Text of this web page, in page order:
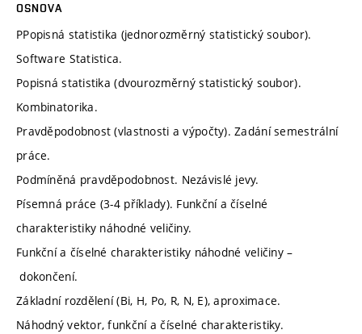
OSNOVA
PPopisná statistika (jednorozměrný statistický soubor).
Software Statistica.
Popisná statistika (dvourozměrný statistický soubor).
Kombinatorika.
Pravděpodobnost (vlastnosti a výpočty). Zadání semestrální
práce.
Podmíněná pravděpodobnost. Nezávislé jevy.
Písemná práce (3-4 příklady). Funkční a číselné
charakteristiky náhodné veličiny.
Funkční a číselné charakteristiky náhodné veličiny –
dokončení.
Základní rozdělení (Bi, H, Po, R, N, E), aproximace.
Náhodný vektor, funkční a číselné charakteristiky.